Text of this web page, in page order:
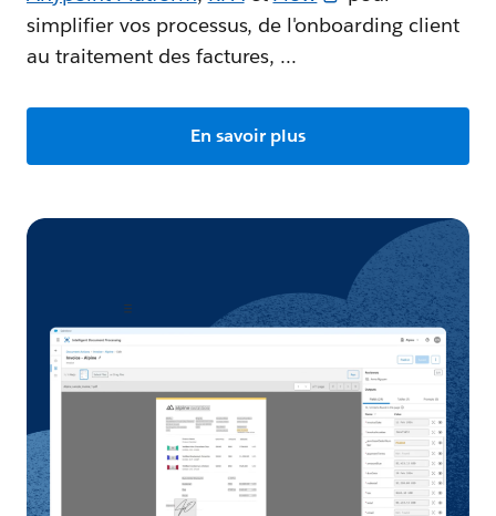
simplifier vos processus, de l'onboarding client
au traitement des factures, ...
En savoir plus